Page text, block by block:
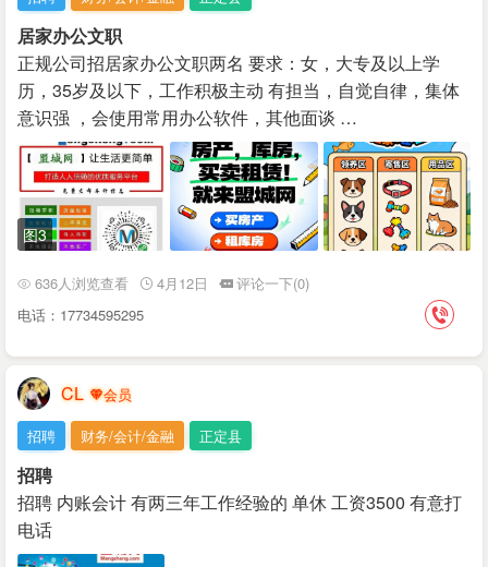
居家办公文职
正规公司招居家办公文职两名 要求：女，大专及以上学
历，35岁及以下，工作积极主动 有担当，自觉自律，集体
意识强 ，会使用常用办公软件，其他面谈 …
图3
636人浏览查看 4月12日
评论一下(0)
电话：17734595295
CL
招聘 财务/会计/金融 正定县
招聘
招聘 内账会计 有两三年工作经验的 单休 工资3500 有意打
电话